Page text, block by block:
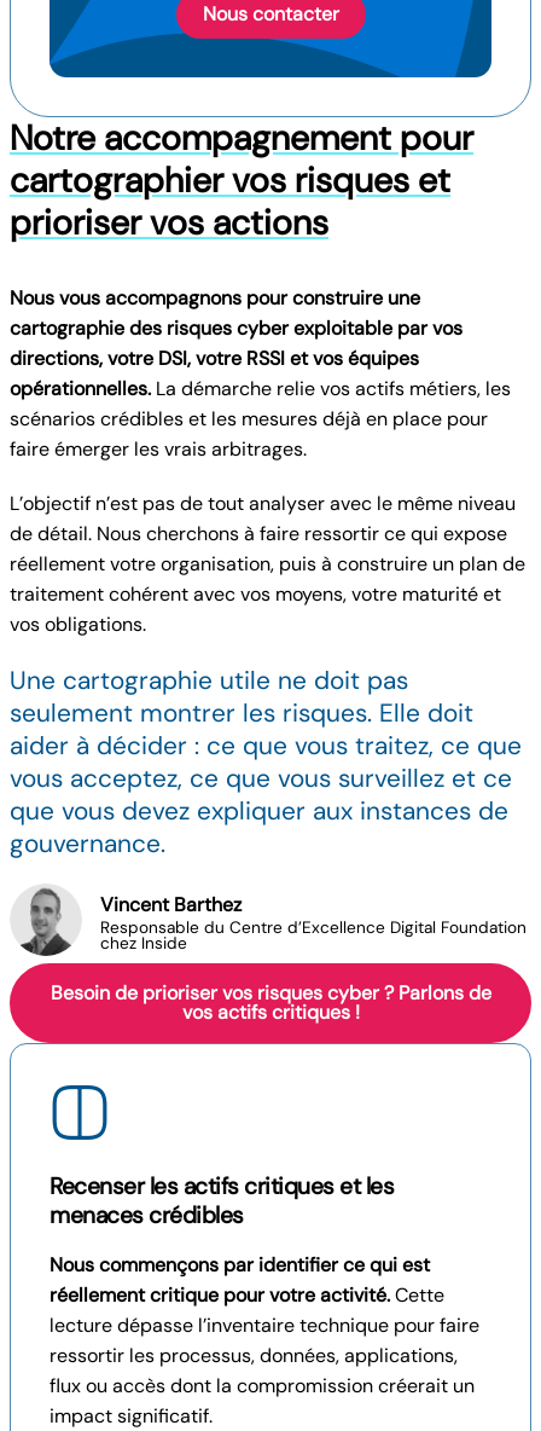
Nous contacter
Notre accompagnement pour
cartographier vos risques et
prioriser vos actions
Nous vous accompagnons pour construire une
cartographie des risques cyber exploitable par vos
directions, votre DSI,votre RSSIet vos équipes
opérationnelles. La démarche relie vos actifs métiers, les
scénarios crédibles et les mesures déjà en place pour
faire émerger les vrais arbitrages.
L’objectif n’est pas de tout analyser avec le même niveau
de détail. Nous cherchons à faire ressortir ce qui expose
réellement votre organisation, puis à construire un plan de
traitement cohérent avec vos moyens, votre maturité et
vos obligations.
Une cartographie utile ne doit pas
seulement montrer les risques. Elle doit
aider à décider : ce que vous traitez, ce que
vous acceptez, ce que vous surveillez et ce
que vous devez expliquer aux instances de
gouvernance.
Vincent Barthez
Responsable du Centre d’Excellence Digital Foundation
chez Inside
Besoin de prioriser vos risques cyber ? Parlons de
vos actifs critiques !
Recenser les actifs critiques et les
menaces crédibles
Nous commençons par identifier ce qui est
réellement critique pour votre activité.Cette
lecture dépasse l’inventaire technique pour faire
ressortir les processus, données, applications,
flux ou accès dont la compromission créerait un
impact significatif.